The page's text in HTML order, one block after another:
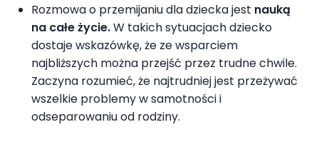
Rozmowa o przemijaniu dla dziecka jest nauką
na całe życie.W takich sytuacjach dziecko
dostaje wskazówkę, że ze wsparciem
najbliższych można przejść przez trudne chwile.
Zaczyna rozumieć, że najtrudniej jest przeżywać
wszelkie problemy w samotności i
odseparowaniu od rodziny.